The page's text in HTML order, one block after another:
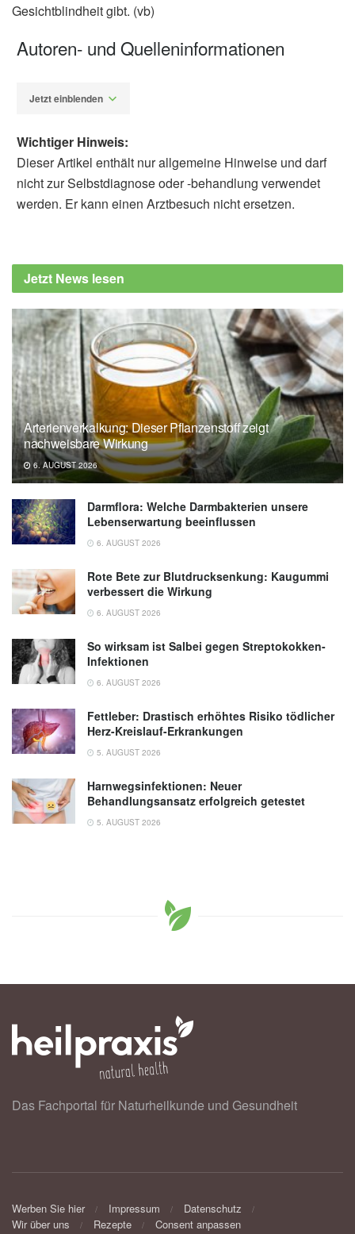
Gesichtblindheit gibt. (vb)
Autoren- und Quelleninformationen
Jetzt einblenden
FACE – WIE IST ES, WENN MAN KEINE
GESICHTER ERKENNEN KANN?
magdeburg.de
Institut für Kognitive Neurowissenschaft an
der Ruhr Universität Bochum: Prosopagnosie
(Gesichtsblindheit) (Abruf: 16.09.2021),ruhr-
uni-bochum.de
Wichtiger Hinweis:
Dieser Artikel enthält nur allgemeine Hinweise und darf
nicht zur Selbstdiagnose oder -behandlung verwendet
werden. Er kann einen Arztbesuch nicht ersetzen.
Jetzt News lesen
Arterienverkalkung: Dieser Pflanzenstoff zeigt
nachweisbare Wirkung
6. AUGUST 2026
Darmflora: Welche Darmbakterien unsere
Lebenserwartung beeinflussen
6. AUGUST 2026
Rote Bete zur Blutdrucksenkung: Kaugummi
verbessert die Wirkung
6. AUGUST 2026
So wirksam ist Salbei gegen Streptokokken-
Infektionen
6. AUGUST 2026
Fettleber: Drastisch erhöhtes Risiko tödlicher
Herz-Kreislauf-Erkrankungen
5. AUGUST 2026
Harnwegsinfektionen: Neuer
Behandlungsansatz erfolgreich getestet
5. AUGUST 2026
Das Fachportal für Naturheilkunde und Gesundheit
Werben Sie hier Impressum
Datenschutz
Wir über uns
Rezepte Consent anpassen